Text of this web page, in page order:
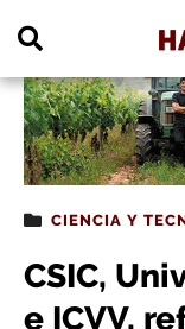
CIENCIA Y
CSIC,
e ICVV,